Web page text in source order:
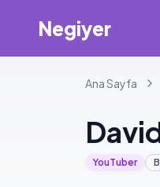
Negiyer
Ana Sayfa
YouTuber